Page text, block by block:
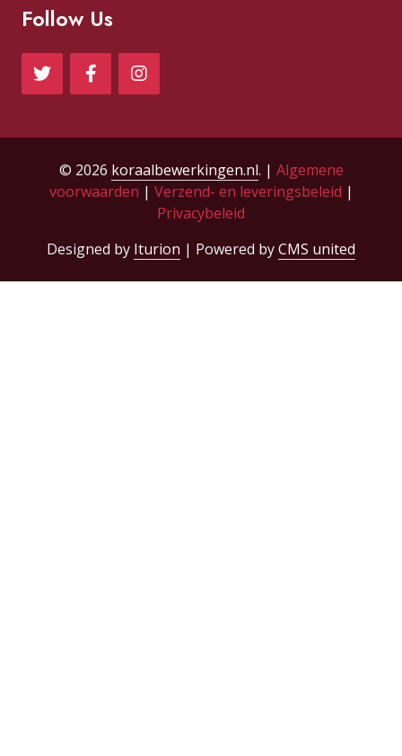
Follow Us
© 2026 koraalbewerkingen.nl. | Algemene
voorwaarden | Verzend- en leveringsbeleid |
Privacybeleid
Designed by Iturion | Powered byCMS united